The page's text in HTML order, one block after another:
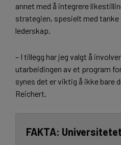
annet med å integrere
strategien, spesielt med
lederskap.
– I tillegg har jeg valgt å
utarbeidingen av et program
synes det er viktig å ikke bare
Reichert.